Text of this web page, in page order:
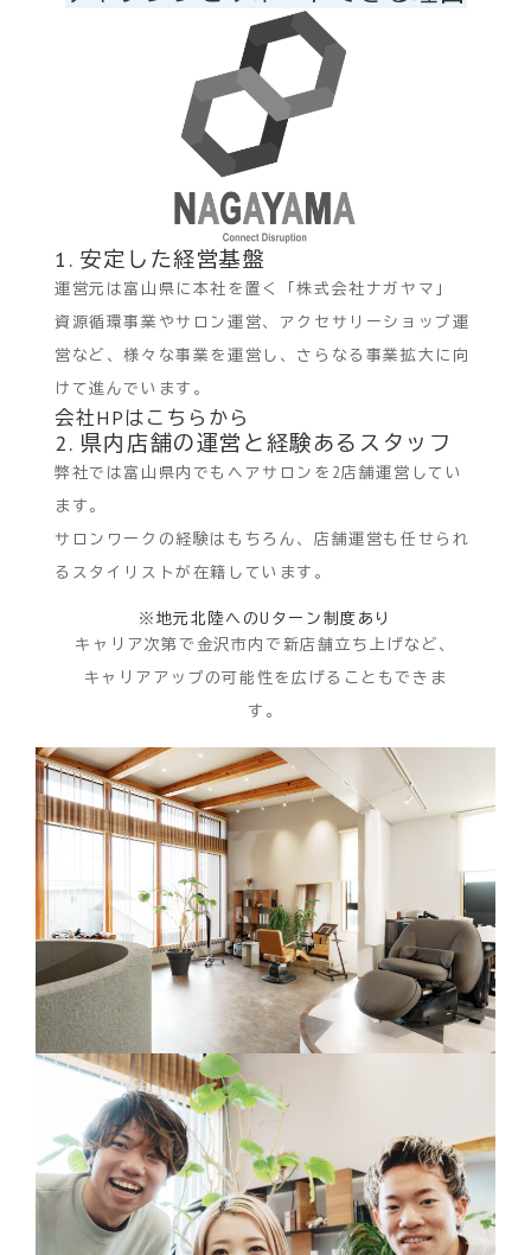
1. 安定した経営基盤
運営元は富山県に本社を置く「株式会社ナガヤマ」
資源循環事業やサロン運営、アクセサリーショップ運
営など、様々な事業を運営し、さらなる事業拡大に向
けて進んでいます。
会社HPはこちらから
2. 県内店舗の運営と経験あるスタッフ
弊社では富山県内でもヘアサロンを2店舗運営してい
ます。
サロンワークの経験はもちろん、店舗運営も任せられ
るスタイリストが在籍しています。
※地元北陸へのUターン制度あり
キャリア次第で金沢市内で新店舗立ち上げなど、
キャリアアップの可能性を広げることもできま
す。